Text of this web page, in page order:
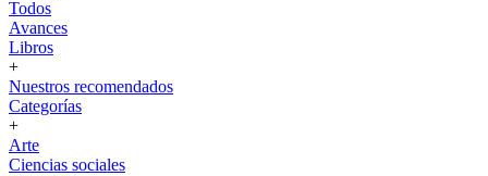
Todos
Avances
Libros
+
Nuestros recomendados
Categorías
+
Arte
Ciencias sociales